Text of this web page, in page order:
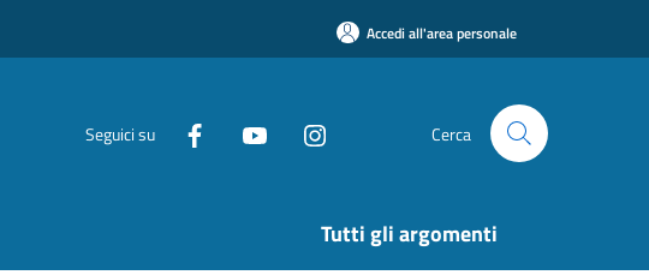
Accedi all'area personale
Seguici su Cerca
Tutti gli argomenti